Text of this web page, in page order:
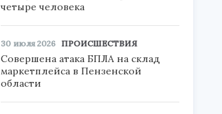
четыре человека
30 июля 2026 ПРОИСШЕСТВИЯ
Совершена атака БПЛА на склад
маркетплейса в Пензенской
области